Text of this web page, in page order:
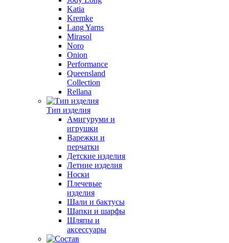
Katia
Kremke
Lang Yarns
Mirasol
Noro
Onion
Performance
Queensland
Collection
Rellana
Тип изделия
Амигуруми и
игрушки
Варежки и
перчатки
Детские изделия
Летние изделия
Носки
Плечевые
изделия
Шали и бактусы
Шапки и шарфы
Шляпы и
аксессуары